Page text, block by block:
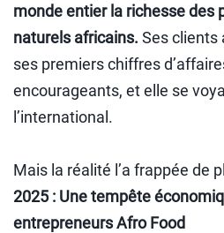
monde entier la richesse des
naturels africains. Ses clients
ses premiers chiffres
encourageants, et elle se
l’international.
Mais la réalité l’a frappée de
2025 : Une tempête
entrepreneurs Afro Food